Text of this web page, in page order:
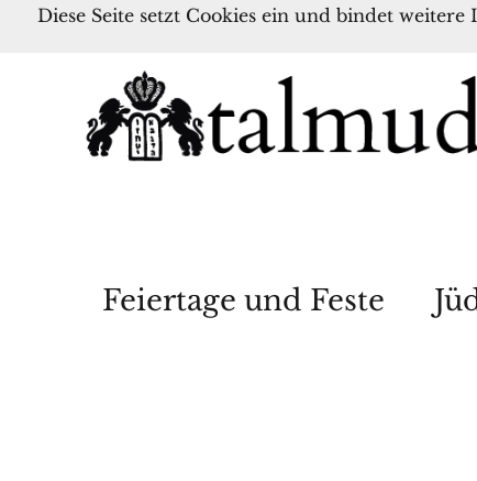
Feiertage und Feste
Diese Seite setzt Cookies ein und bindet